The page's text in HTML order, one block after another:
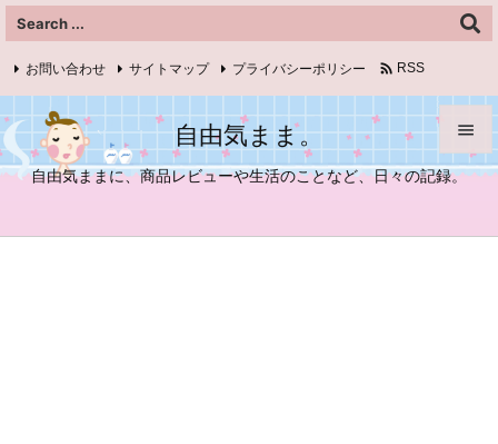
自由気まま。
自由気ままに、商品レビューや生活のことなど、日々の記録。



お問い合わせ サイトマップ プライバシーポリシー  RSS
Feedly